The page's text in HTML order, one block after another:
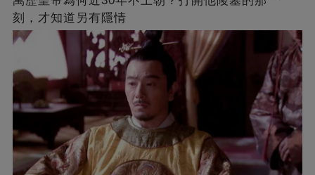
刻，才知道另有隱情